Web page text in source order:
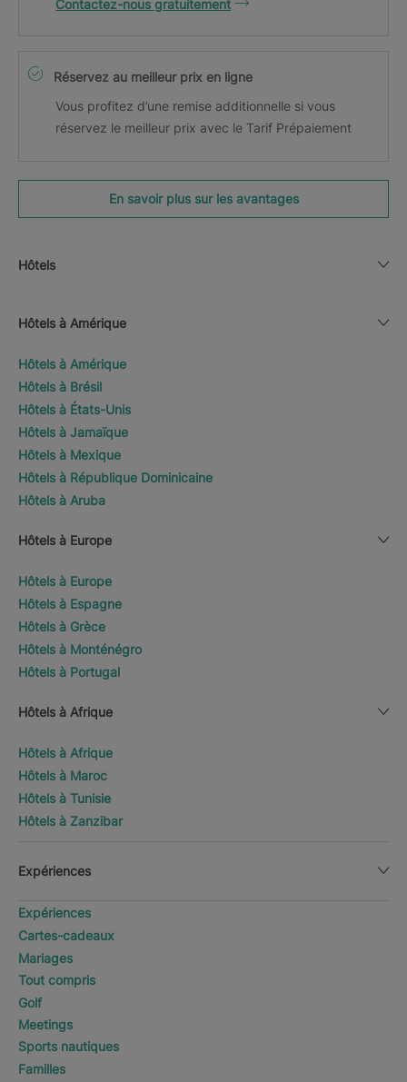
Contactez-nous gratuitement
Réservez au meilleur prix en ligne
Vous profitez d’une remise additionnelle si vous
réservez le meilleur prix avec le Tarif Prépaiement
En savoir plus sur les avantages
Hôtels
Hôtels à Amérique
Hôtels à Amérique
Hôtels à Brésil
Hôtels à États-Unis
Hôtels à Jamaïque
Hôtels à Mexique
Hôtels à République Dominicaine
Hôtels à Aruba
Hôtels à Europe
Hôtels à Europe
Hôtels à Espagne
Hôtels à Grèce
Hôtels à Monténégro
Hôtels à Portugal
Hôtels à Afrique
Hôtels à Afrique
Hôtels à Maroc
Hôtels à Tunisie
Hôtels à Zanzibar
Expériences
Expériences
Cartes-cadeaux
Mariages
Tout compris
Golf
Meetings
Sports nautiques
Familles